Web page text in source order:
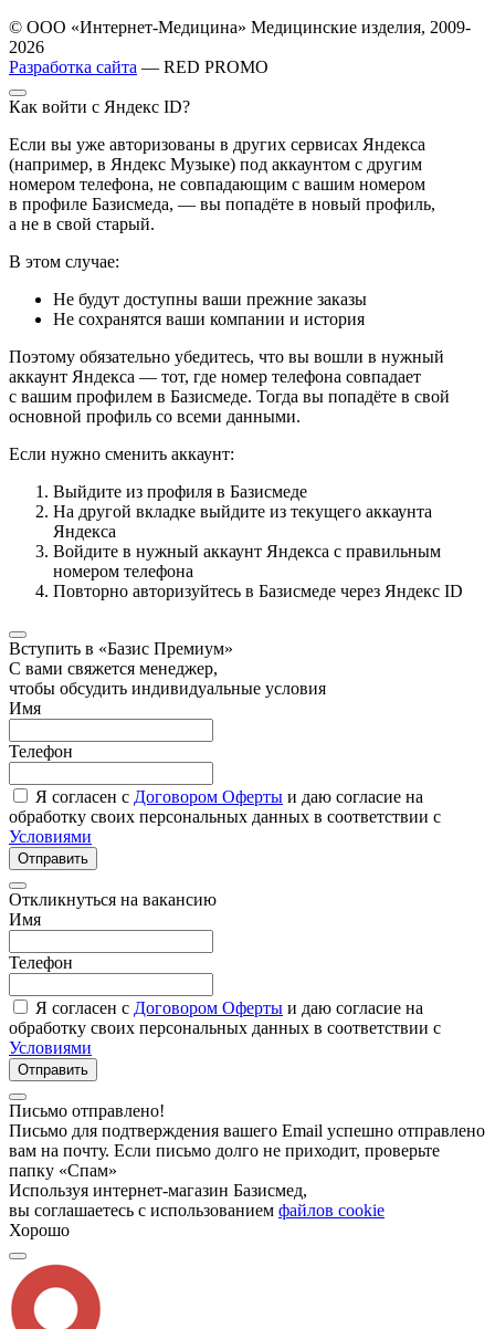
© ООО «Интернет-Медицина» Медицинские изделия, 2009-
2026
Разработка сайта — RED PROMO
Как войти с Яндекс ID?
Если вы уже авторизованы в других сервисах Яндекса
(например, в Яндекс Музыке) под аккаунтом с другим
номером телефона, не совпадающим с вашим номером
в профиле Базисмеда, — вы попадёте в новый профиль,
а не в свой старый.
В этом случае:
Не будут доступны ваши прежние заказы
Не сохранятся ваши компании и история
Поэтому обязательно убедитесь, что вы вошли в нужный
аккаунт Яндекса — тот, где номер телефона совпадает
с вашим профилем в Базисмеде. Тогда вы попадёте в свой
основной профиль со всеми данными.
Если нужно сменить аккаунт:
Выйдите из профиля в Базисмеде
На другой вкладке выйдите из текущего аккаунта
Яндекса
Войдите в нужный аккаунт Яндекса с правильным
номером телефона
Повторно авторизуйтесь в Базисмеде через Яндекс ID
Вступить в «Базис Премиум»
С вами свяжется менеджер,
чтобы обсудить индивидуальные условия
Имя
Телефон
Я согласен с Договором Оферты и даю согласие на
обработку своих персональных данных в соответствии с
Условиями
Отправить
Откликнуться на вакансию
Имя
Телефон
Я согласен с Договором Оферты и даю согласие на
обработку своих персональных данных в соответствии с
Условиями
Отправить
Письмо отправлено!
Письмо для подтверждения вашего Email успешно отправлено
вам на почту. Если письмо долго не приходит, проверьте
папку «Спам»
Используя интернет-магазин Базисмед,
вы соглашаетесь с использованием файлов cookie
Хорошо